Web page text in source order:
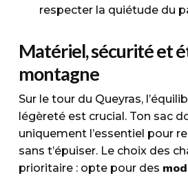
respecter la quiétude du
Matériel, sécurité et
montagne
Sur le tour du Queyras,
légèreté est crucial. Ton sac
uniquement l’essentiel pour
sans t’épuiser. Le choix des
prioritaire : opte pour des